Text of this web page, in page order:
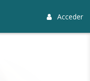
Acceder